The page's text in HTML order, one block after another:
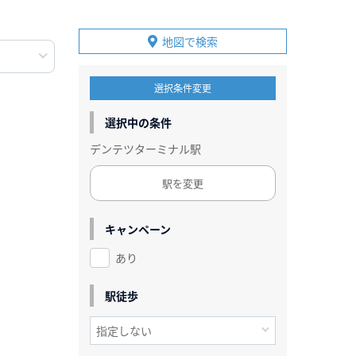
地図で検索
選択条件変更
選択中の条件
デンテツターミナル駅
駅を変更
キャンペーン
あり
駅徒歩